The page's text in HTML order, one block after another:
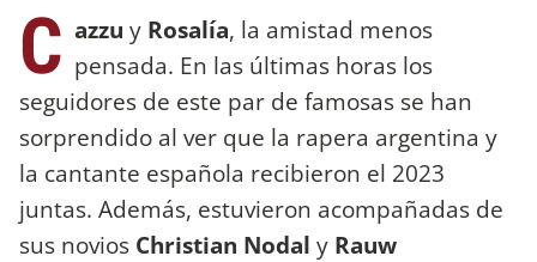
C azzu y Rosalía, la amistad menos
pensada. En las últimas horas los
seguidores de este par de famosas se han
sorprendido al ver que la rapera argentina y
la cantante española recibieron el 2023
juntas. Además, estuvieron acompañadas de
sus novios Christian Nodal y Rauw